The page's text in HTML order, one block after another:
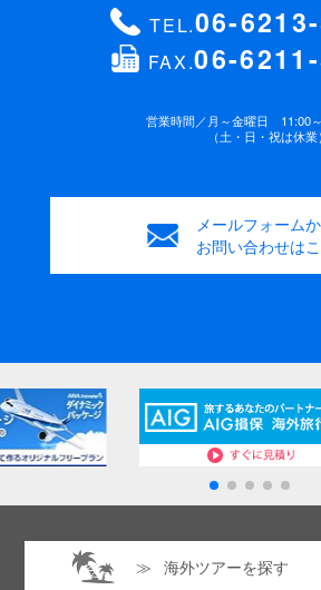
TEL.06-
FAX.06-
営業時間／月～金曜日 11:00
（土・日・祝は休業）
メールフォーム
お問い合わせは
海外ツアーを探す